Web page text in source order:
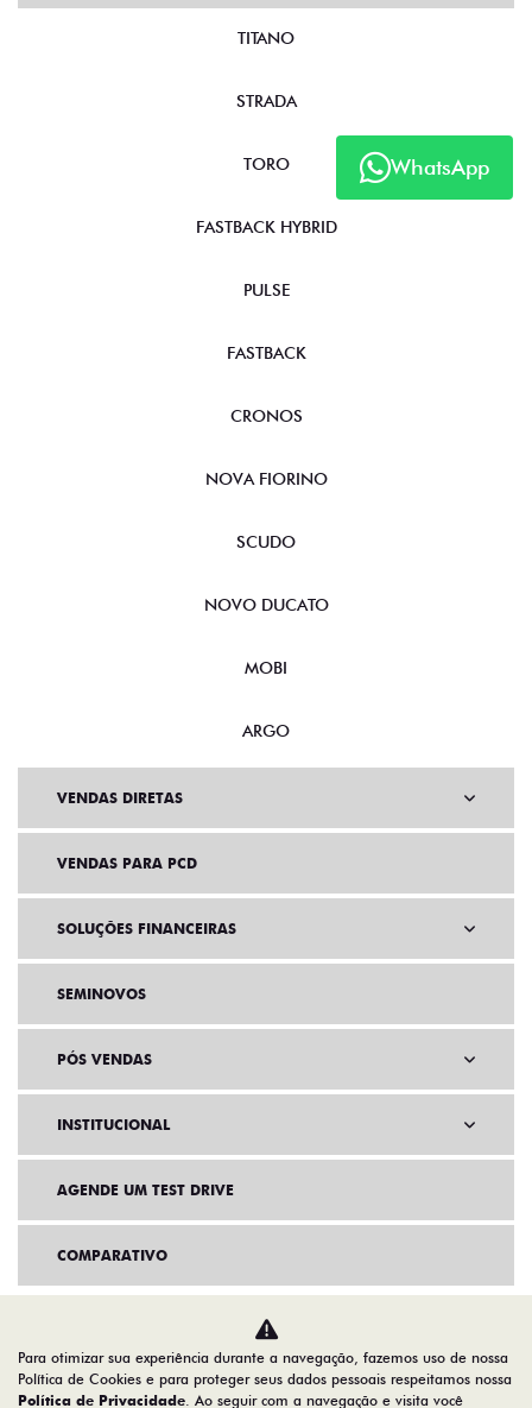
WhatsApp
TITANO
STRADA
TORO
FASTBACK HYBRID
PULSE
FASTBACK
CRONOS
NOVA FIORINO
SCUDO
NOVO DUCATO
MOBI
ARGO
VENDAS DIRETAS
VENDAS PARA PCD
SOLUÇÕES FINANCEIRAS
SEMINOVOS
PÓS VENDAS
INSTITUCIONAL
AGENDE UM TEST DRIVE
COMPARATIVO
Para otimizar sua experiência durante a navegação, fazemos uso de nossa
Política de Cookies e para proteger seus dados pessoais respeitamos nossa
Política de Privacidade. Ao seguir com a navegação e visita você